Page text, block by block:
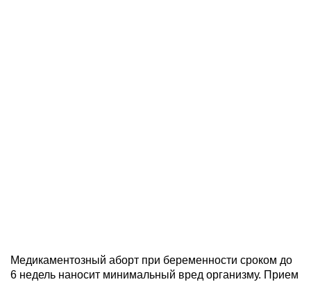
Медикаментозный аборт при беременности сроком до
6 недель наносит минимальный вред организму. Прием